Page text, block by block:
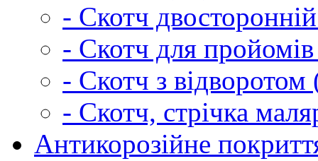
- Скотч
- Скотч для
- Скотч з відворотом
- Скотч, стрічка
Антикорозійне